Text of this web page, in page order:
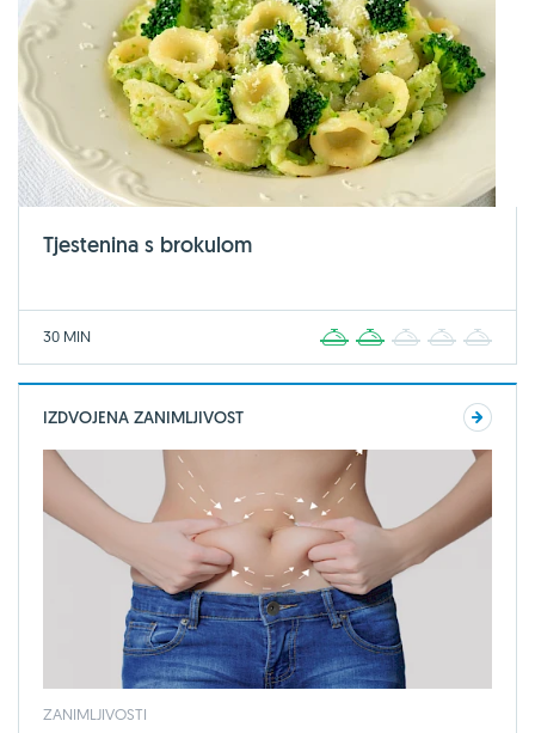
Tjestenina s brokulom
30 MIN 2 3 4
IZDVOJENA ZANIMLJIVOST
ZANIMLJIVOSTI